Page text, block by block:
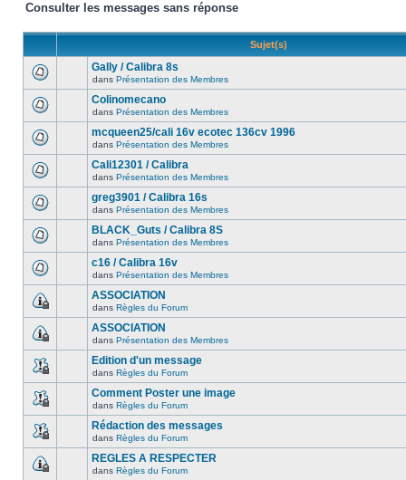
Consulter les messages sans réponse
Sujet(s)
Gally / Calibra 8s
dans Présentation des Membres
Colinomecano
dans Présentation des Membres
mcqueen25/cali 16v ecotec 136cv 1996
dans Présentation des Membres
Cali12301 / Calibra
dans Présentation des Membres
greg3901 / Calibra 16s
dans Présentation des Membres
BLACK_Guts / Calibra 8S
dans Présentation des Membres
c16 / Calibra 16v
dans Présentation des Membres
ASSOCIATION
dans Règles du Forum
ASSOCIATION
dans Présentation des Membres
Edition d'un message
dans Règles du Forum
Comment Poster une image
dans Règles du Forum
Rédaction des messages
dans Règles du Forum
REGLES A RESPECTER
dans Règles du Forum